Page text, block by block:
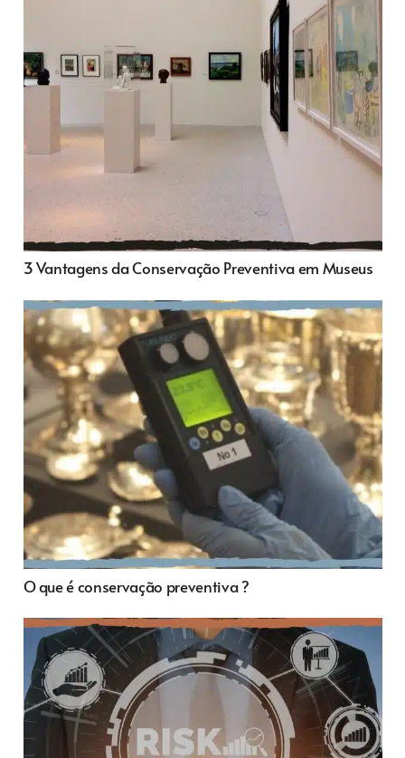
3 Vantagens da Conservação Preventiva em Museus
O que é conservação preventiva ?